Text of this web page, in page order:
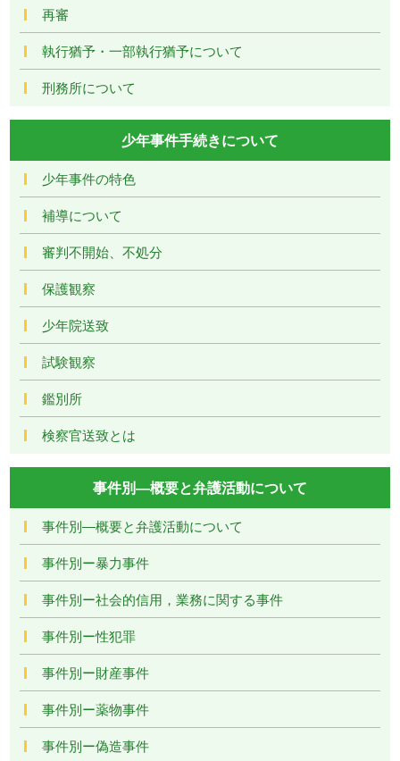
再審
執行猶予・一部執行猶予について
刑務所について
少年事件手続きについて
少年事件の特色
補導について
審判不開始、不処分
保護観察
少年院送致
試験観察
鑑別所
検察官送致とは
事件別―概要と弁護活動について
事件別―概要と弁護活動について
事件別ー暴力事件
事件別ー社会的信用，業務に関する事件
事件別ー性犯罪
事件別ー財産事件
事件別ー薬物事件
事件別ー偽造事件